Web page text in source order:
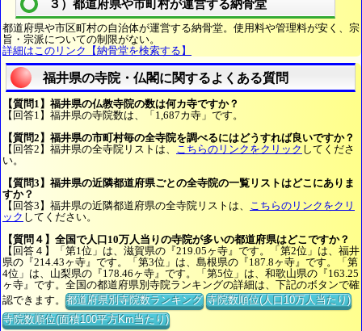
３）都道府県や市町村が運営する納骨堂
都道府県や市区町村の自治体が運営する納骨堂。使用料や管理料が安く、宗
旨・宗派についての制限がない。
詳細はこのリンク【納骨堂を検索する】
福井県の寺院・仏閣に関するよくある質問
【質問1】福井県の仏教寺院の数は何カ寺ですか？
【回答1】福井県の寺院数は、「1,687カ寺」です。
【質問2】福井県の市町村毎の全寺院を調べるにはどうすれば良いですか？
【回答2】福井県の全寺院リストは、 こちらのリンクをクリック してくださ
い。
【質問3】福井県の近隣都道府県ごとの全寺院の一覧リストはどこにありま
すか？
【回答3】福井県の近隣都道府県の全寺院リストは、 こちらのリンクをクリ
ック してください。
【質問４】全国で人口10万人当りの寺院が多いの都道府県はどこですか？
【回答４】「第1位」は、滋賀県の『219.05ヶ寺』です。「第2位」は、福井
県の『214.43ヶ寺』です。「第3位」は、島根県の『187.8ヶ寺』です。「第
4位」は、山梨県の『178.46ヶ寺』です。「第5位」は、和歌山県の『163.25
ヶ寺』です。全国の都道府県別寺院ランキングの詳細は、下記のボタンで確
認できます。都道府県別寺院数ランキング 寺院数順位(人口10万人当たり)
寺院数順位(面積100平方Km当たり)